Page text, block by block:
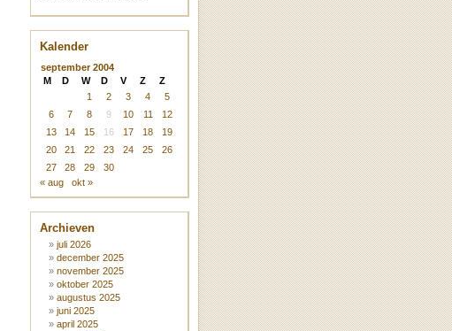
Kalender
september 2004
M
D W D V Z
Z
1
2 3 4
5
6
7 8 9 10 11
12
13
14 15 16 17 18
19
20
21 22 23 24 25
26
27
28 29
30
« aug
okt »
Archieven
juli 2026
december 2025
november 2025
oktober 2025
augustus 2025
juni 2025
april 2025